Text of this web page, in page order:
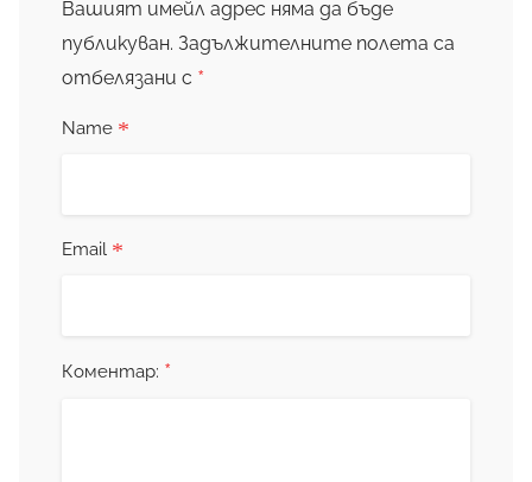
Вашият имейл адрес няма да бъде
публикуван. Задължителните полета са
отбелязани с *
Name *
Email *
Коментар: *